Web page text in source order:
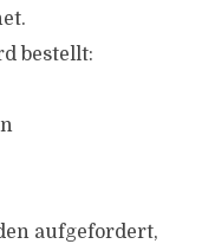
bestellt:
aufgefordert,